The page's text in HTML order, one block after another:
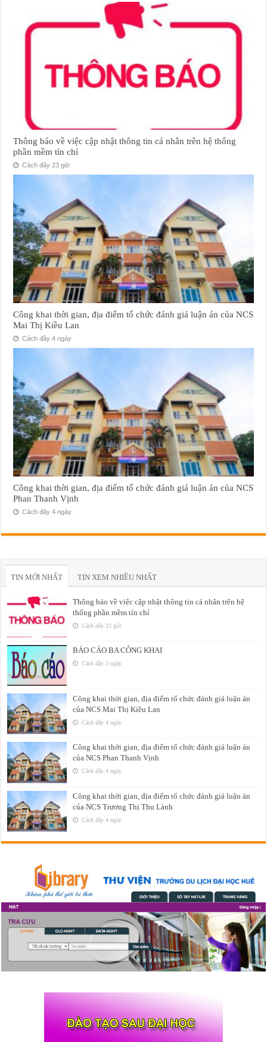
Thông báo về việc cập nhật thông tin cá nhân trên hệ thống
phần mềm tín chỉ
Cách đây 23 giờ
Công khai thời gian, địa điểm tổ chức đánh giá luận án của NCS
Mai Thị Kiều Lan
Cách đây 4 ngày
Công khai thời gian, địa điểm tổ chức đánh giá luận án của NCS
Phan Thanh Vịnh
Cách đây 4 ngày
TIN MỚI NHẤT TIN XEM NHIỀU NHẤT
Thông báo về việc cập nhật thông tin cá nhân trên hệ
thống phần mềm tín chỉ
Cách đây 23 giờ
BÁO CÁO BA CÔNG KHAI
Cách đây 3 ngày
Công khai thời gian, địa điểm tổ chức đánh giá luận án
của NCS Mai Thị Kiều Lan
Cách đây 4 ngày
Công khai thời gian, địa điểm tổ chức đánh giá luận án
của NCS Phan Thanh Vịnh
Cách đây 4 ngày
Công khai thời gian, địa điểm tổ chức đánh giá luận án
của NCS Trương Thị Thu Lành
Cách đây 4 ngày